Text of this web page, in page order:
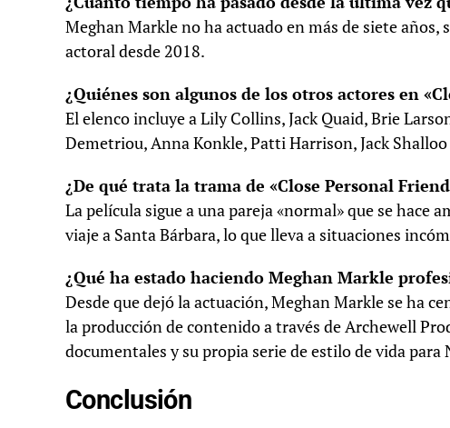
Meghan Markle no ha actuado en más de siete años,
actoral desde 2018.
¿Quiénes son algunos de los otros actores en
El elenco incluye a Lily Collins, Jack Quaid, Brie
Demetriou, Anna Konkle, Patti Harrison, Jack
¿De qué trata la trama de «Close Personal
La película sigue a una pareja «normal» que se hace
viaje a Santa Bárbara, lo que lleva a situaciones
¿Qué ha estado haciendo Meghan Markle
Desde que dejó la actuación, Meghan Markle se ha
la producción de contenido a través de Archewell
documentales y su propia serie de estilo de vida para
Conclusión